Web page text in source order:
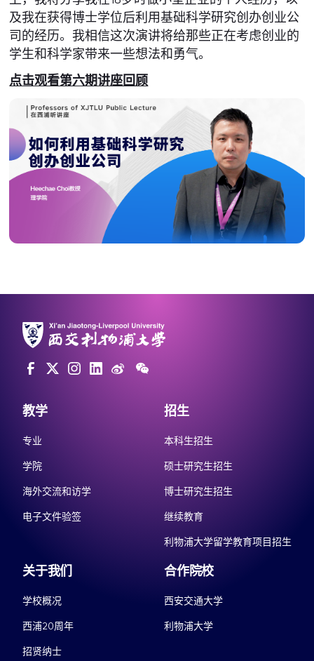
及我在获得博士学位后利用基础科学研究创办创业公
司的经历。我相信这次演讲将给那些正在考虑创业的
学生和科学家带来一些想法和勇气。
点击观看第六期讲座回顾
教学
专业
学院
海外交流和访学
电子文件验签
招生
本科生招生
硕士研究生招生
博士研究生招生
继续教育
利物浦大学留学教育项目招生
关于我们
学校概况
西浦20周年
招贤纳士
合作院校
西安交通大学
利物浦大学